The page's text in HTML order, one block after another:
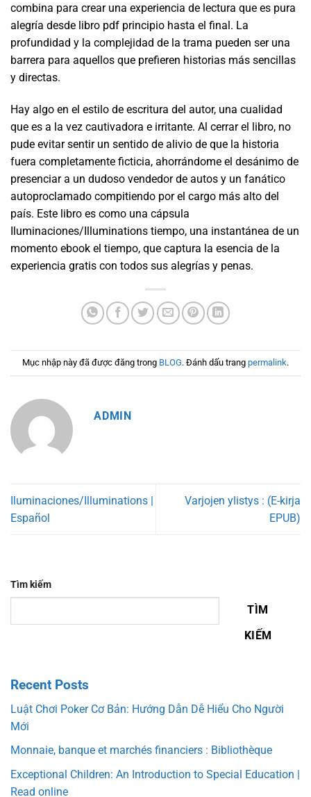
combina para crear una experiencia de lectura que es pura
alegría desde libro pdf principio hasta el final. La
profundidad y la complejidad de la trama pueden ser una
barrera para aquellos que prefieren historias más sencillas
y directas.
Hay algo en el estilo de escritura del autor, una cualidad
que es a la vez cautivadora e irritante. Al cerrar el libro, no
pude evitar sentir un sentido de alivio de que la historia
fuera completamente ficticia, ahorrándome el desánimo de
presenciar a un dudoso vendedor de autos y un fanático
autoproclamado compitiendo por el cargo más alto del
país. Este libro es como una cápsula
Iluminaciones/Illuminations tiempo, una instantánea de un
momento ebook el tiempo, que captura la esencia de la
experiencia gratis con todos sus alegrías y penas.
Mục nhập này đã được đăng trong BLOG. Đánh dấu trang permalink.
ADMIN
Iluminaciones/Illuminations |
Español
Varjojen ylistys : (E-kirja
EPUB)
Tìm kiếm
TÌM
KIẾM
Recent Posts
Luật Chơi Poker Cơ Bản: Hướng Dẫn Dễ Hiểu Cho Người
Mới
Monnaie, banque et marchés financiers : Bibliothèque
Exceptional Children: An Introduction to Special Education |
Read online